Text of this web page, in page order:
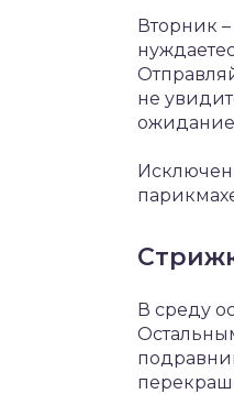
Вторник
не
ожидание
В среду